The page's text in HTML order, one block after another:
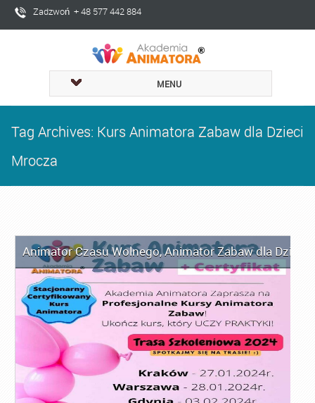
Zadzwoń + 48 577 442 884
MENU
Tag Archives: Kurs Animatora Zabaw dla Dzieci
Mrocza
Animator Czasu Wolnego,Animator Zabaw dla Dzieci